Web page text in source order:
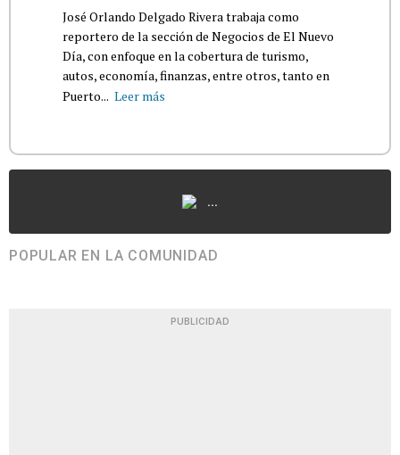
José Orlando Delgado Rivera trabaja como
reportero de la sección de Negocios de El Nuevo
Día, con enfoque en la cobertura de turismo,
autos, economía, finanzas, entre otros, tanto en
Puerto... Leer más
...
POPULAR EN LA COMUNIDAD
PUBLICIDAD